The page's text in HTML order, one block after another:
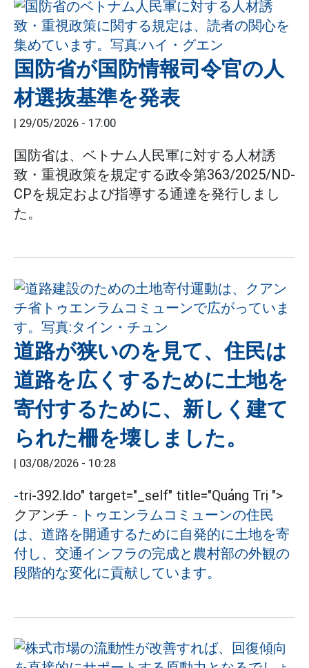
国防省が国防情報司令官の人
材選抜基準を発表
| 29/05/2026 - 17:00
国防省は、ベトナム人民軍に対する人材誘
致・重視政策を規定する政令第363/2025/ND-
CPを規定および指導する通達を発行しまし
た。
道路が狭いのを見て、住民は
道路を広くするために土地を
寄付するために、新しく建て
られた柵を壊しました。
| 03/08/2026 - 10:28
-tri-392.ldo" target="_self" title="Quảng Trị ">
クアンチ - トゥエンラムコミューンの住民
は、道路を開通するために自発的に土地を寄
付し、交通インフラの完成と農村部の外観の
段階的な変化に貢献しています。